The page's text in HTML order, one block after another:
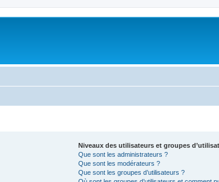
Niveaux des utilisateurs et groupes
Que sont les administrateurs ?
Que sont les modérateurs ?
Que sont les groupes d’utilisateurs ?